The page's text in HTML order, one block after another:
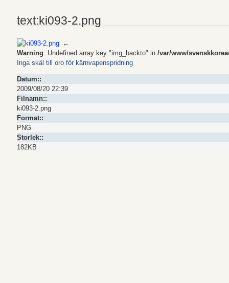
text:ki093-2.png
←
Warning: Undefined array key "img_backto" in /var/www/
Inga skäl till oro för kärnvapenspridning
Datum::
2009/08/20 22:39
Filnamn::
ki093-2.png
Format::
PNG
Storlek::
182KB